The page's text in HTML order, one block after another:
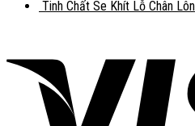
Tinh Chất Se Khít Lỗ Chân